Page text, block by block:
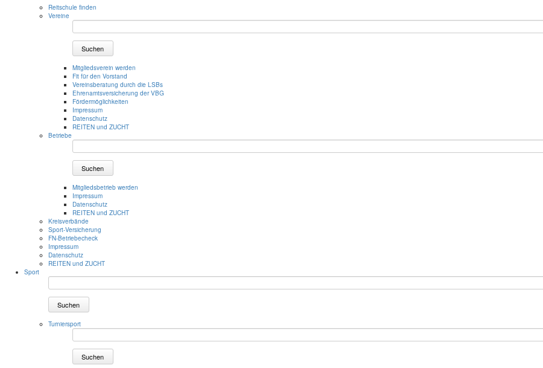
Reitschule finden
Vereine
Suchen
Mitgliedsverein werden
Fit für den Vorstand
Vereinsberatung durch die LSBs
Ehrenamtsversicherung der VBG
Fördermöglichkeiten
Impressum
Datenschutz
REITEN und ZUCHT
Betriebe
Suchen
Mitgliedsbetrieb werden
Impressum
Datenschutz
REITEN und ZUCHT
Kreisverbände
Sport-Versicherung
FN-Betriebecheck
Impressum
Datenschutz
REITEN und ZUCHT
Sport
Suchen
Turniersport
Suchen